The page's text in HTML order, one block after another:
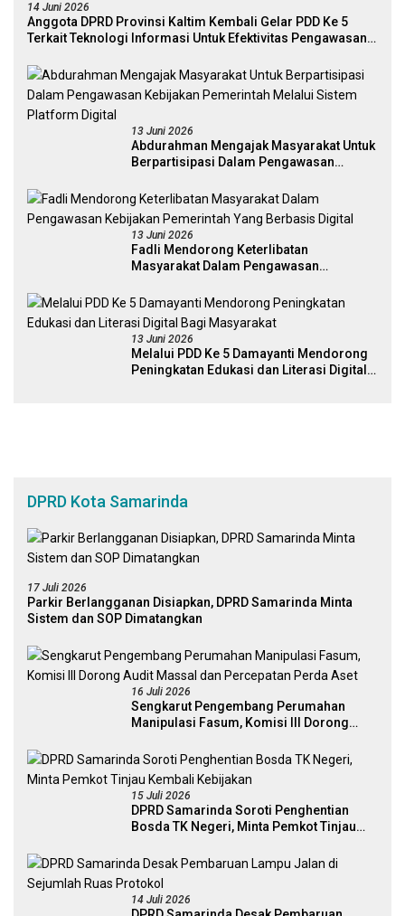
14 Juni 2026
Anggota DPRD Provinsi Kaltim Kembali Gelar PDD Ke 5
Terkait Teknologi Informasi Untuk Efektivitas Pengawasan
13 Juni 2026
Abdurahman Mengajak Masyarakat Untuk
Berpartisipasi Dalam Pengawasan
Platform Digital
13 Juni 2026
Fadli Mendorong Keterlibatan
Masyarakat Dalam Pengawasan
Digital
13 Juni 2026
Melalui PDD Ke 5 Damayanti Mendorong
Peningkatan Edukasi dan Literasi Digital
DPRD Kota Samarinda
17 Juli 2026
Parkir Berlangganan Disiapkan, DPRD Samarinda Minta
Sistem dan SOP Dimatangkan
16 Juli 2026
Sengkarut Pengembang Perumahan
Manipulasi Fasum, Komisi III Dorong
15 Juli 2026
DPRD Samarinda Soroti Penghentian
Bosda TK Negeri, Minta Pemkot Tinjau
14 Juli 2026